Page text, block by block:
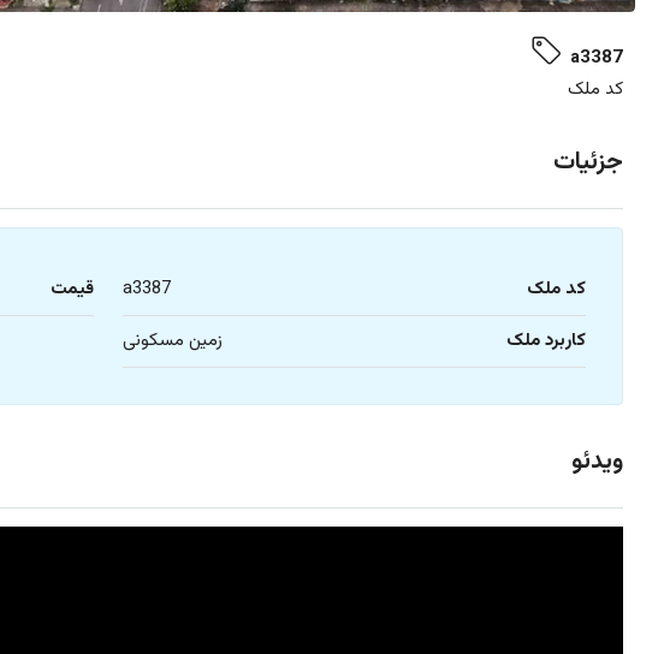
a3387
کد ملک
جزئیات
کد ملک a3387 قیمت
کاربرد ملک
زمین مسکونی
ویدئو